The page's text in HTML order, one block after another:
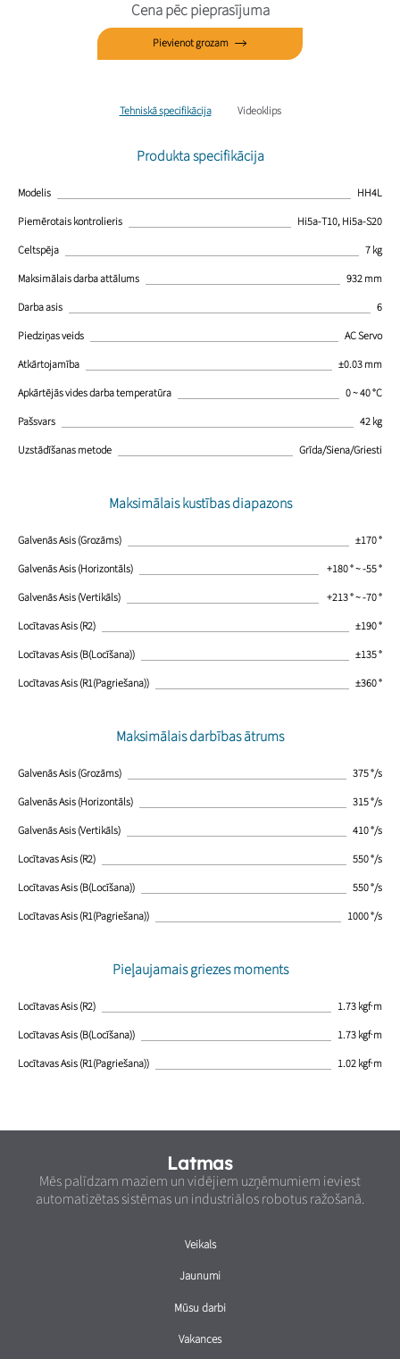
Cena pēc pieprasījuma
Pievienot grozam
Tehniskā specifikācija Videoklips
Produkta specifikācija
Modelis
HH4L
Piemērotais kontrolieris
Hi5a-T10, Hi5a-S20
Celtspēja
7 kg
Maksimālais darba attālums
932 mm
Darba asis
6
Piedziņas veids
AC Servo
Atkārtojamība
±0.03 mm
Apkārtējās vides darba temperatūra
0 ~ 40 °C
Pašsvars
42 kg
Uzstādīšanas metode
Grīda/Siena/Griesti
Maksimālais kustības diapazons
Galvenās Asis (Grozāms)
±170 °
Galvenās Asis (Horizontāls)
+180 ° ~ -55 °
Galvenās Asis (Vertikāls)
+213 ° ~ -70 °
Locītavas Asis (R2)
±190 °
Locītavas Asis (B(Locīšana))
±135 °
Locītavas Asis (R1(Pagriešana))
±360 °
Maksimālais darbības ātrums
Galvenās Asis (Grozāms)
375 °/s
Galvenās Asis (Horizontāls)
315 °/s
Galvenās Asis (Vertikāls)
410 °/s
Locītavas Asis (R2)
550 °/s
Locītavas Asis (B(Locīšana))
550 °/s
Locītavas Asis (R1(Pagriešana))
1000 °/s
Pieļaujamais griezes moments
Locītavas Asis (R2)
1.73 kgf·m
Locītavas Asis (B(Locīšana))
1.73 kgf·m
Locītavas Asis (R1(Pagriešana))
1.02 kgf·m
Latmas
Mēs palīdzam maziem un vidējiem uzņēmumiem ieviest
automatizētas sistēmas un industriālos robotus ražošanā.
Veikals
Jaunumi
Mūsu darbi
Vakances